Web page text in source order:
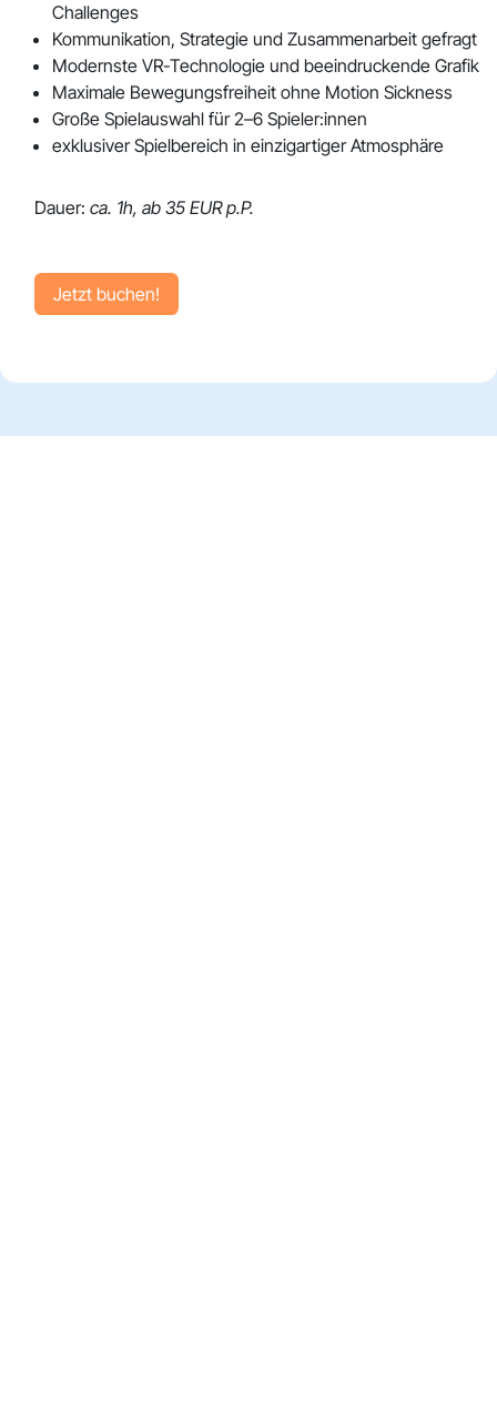
Challenges
Kommunikation, Strategie und Zusammenarbeit gefragt
Modernste VR-Technologie und beeindruckende Grafik
Maximale Bewegungsfreiheit ohne Motion Sickness
Große Spielauswahl für 2–6 Spieler:innen
exklusiver Spielbereich in einzigartiger Atmosphäre
Dauer: ca. 1h, ab 35 EUR p.P.
Jetzt buchen!